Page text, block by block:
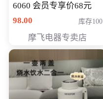
6060 会员专享价68元
98.00
库存100
摩飞电器专卖店